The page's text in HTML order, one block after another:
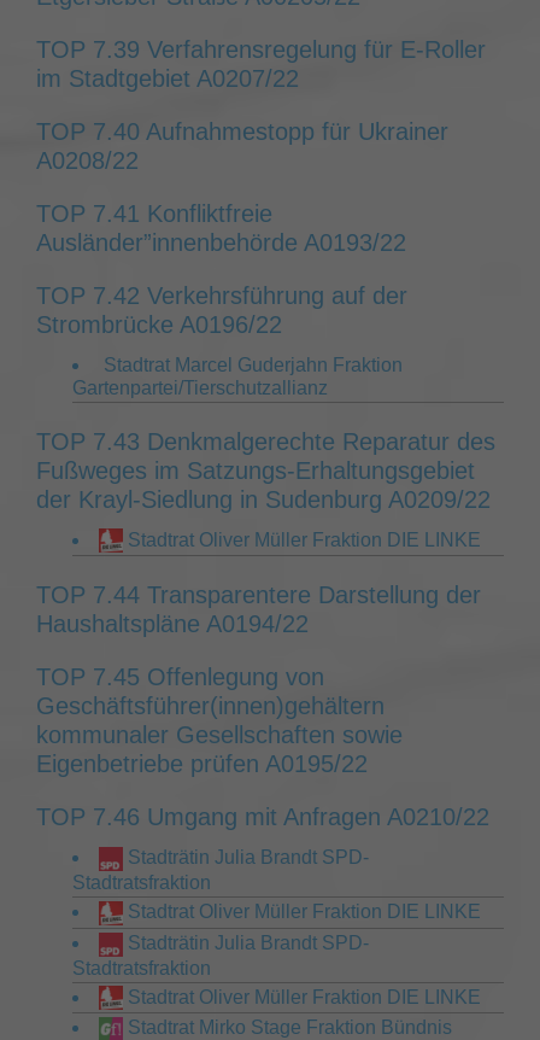
TOP 7.39 Verfahrensregelung für E-Roller
im Stadtgebiet A0207/22
TOP 7.40 Aufnahmestopp für Ukrainer
A0208/22
TOP 7.41 Konfliktfreie
Ausländer”innenbehörde A0193/22
TOP 7.42 Verkehrsführung auf der
Strombrücke A0196/22
Stadtrat Marcel Guderjahn Fraktion
Gartenpartei/Tierschutzallianz
TOP 7.43 Denkmalgerechte Reparatur des
Fußweges im Satzungs-Erhaltungsgebiet
der Krayl-Siedlung in Sudenburg A0209/22
Stadtrat Oliver Müller Fraktion DIE LINKE
TOP 7.44 Transparentere Darstellung der
Haushaltspläne A0194/22
TOP 7.45 Offenlegung von
Geschäftsführer(innen)gehältern
kommunaler Gesellschaften sowie
Eigenbetriebe prüfen A0195/22
TOP 7.46 Umgang mit Anfragen A0210/22
Stadträtin Julia Brandt SPD-
Stadtratsfraktion
Stadtrat Oliver Müller Fraktion DIE LINKE
Stadträtin Julia Brandt SPD-
Stadtratsfraktion
Stadtrat Oliver Müller Fraktion DIE LINKE
Stadtrat Mirko Stage Fraktion Bündnis